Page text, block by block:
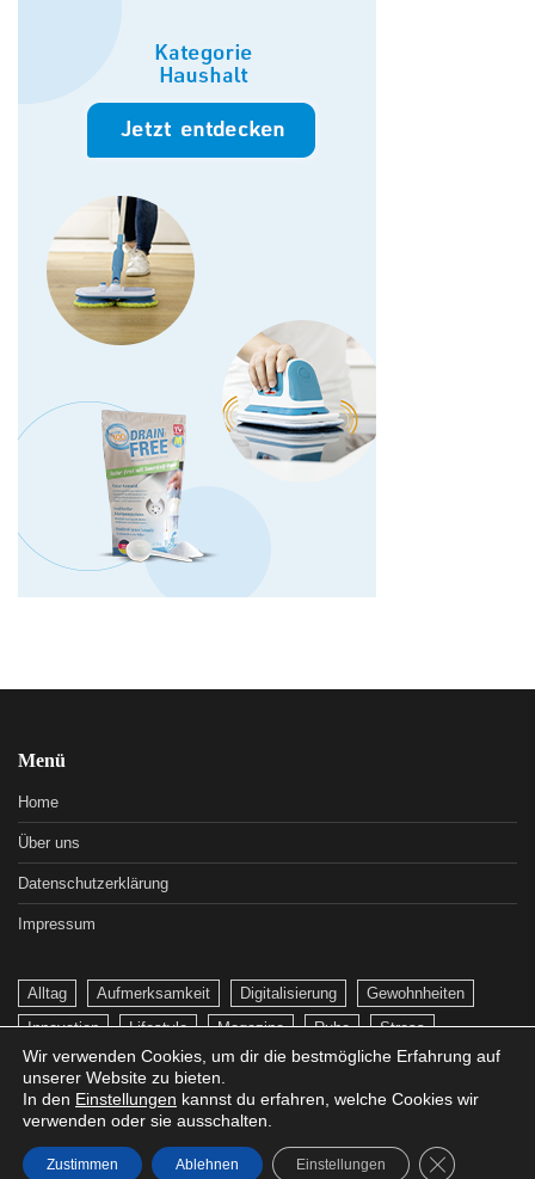
Menü
Home
Über uns
Datenschutzerklärung
Impressum
Alltag Aufmerksamkeit Digitalisierung
Gewohnheiten
Innovation
Lifestyle Magazine Ruhe
Stress
Technologie
Copyright © 2026Roserl Magazin, Alle Rechte vorhanden
Theme: Worldwide News By Adore Themes
Wir verwenden Cookies, um dir die bestmögliche Erfahrung auf
unserer Website zu bieten.
In den Einstellungen kannst du erfahren, welche Cookies wir
verwenden oder sie ausschalten.
Zustimmen Ablehnen Einstellungen GDPR